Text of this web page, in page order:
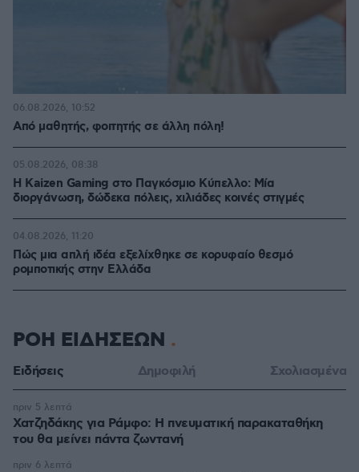
Από μαθητής, φοιτητής σε άλλη πόλη!
06.08.2026, 10:52
H Kaizen Gaming στο Παγκόσμιο Kύπελλο: Μία
διοργάνωση, δώδεκα πόλεις, χιλιάδες κοινές στιγμές
05.08.2026, 08:38
Πώς μια απλή ιδέα εξελίχθηκε σε κορυφαίο θεσμό
ρομποτικής στην Ελλάδα
04.08.2026, 11:20
ΡΟΗ ΕΙΔΗΣΕΩΝ
Ειδήσεις Δημοφιλή Σχολιασμένα
Χατζηδάκης για Ράμφο: Η πνευματική παρακαταθήκη
του θα μείνει πάντα ζωντανή
πριν 5 λεπτά
πριν 6 λεπτά